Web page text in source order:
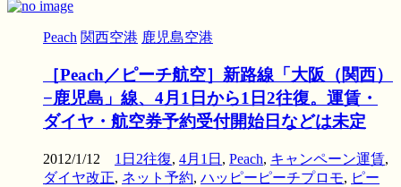
Peach 関西空港 鹿児島空港
［Peach／ピーチ航空］新路線「大阪（関西）
−鹿児島」線、4月1日から1日2往復。運賃・
ダイヤ・航空券予約受付開始日などは未定
2012/1/12 1日2往復, 4月1日 , Peach, キャンペーン運賃,
ダイヤ改正, ネット予約, ハッピーピーチプロモ, ピー